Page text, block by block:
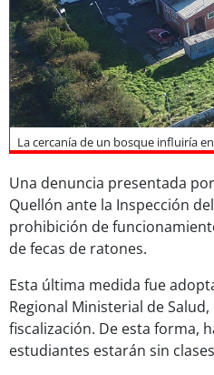
La cercanía de un bosque influiría
Una denuncia presentada
Quellón ante la Inspección
prohibición de
de fecas de ratones.
Esta última medida fue
Regional Ministerial de
fiscalización. De esta forma,
estudiantes estarán sin